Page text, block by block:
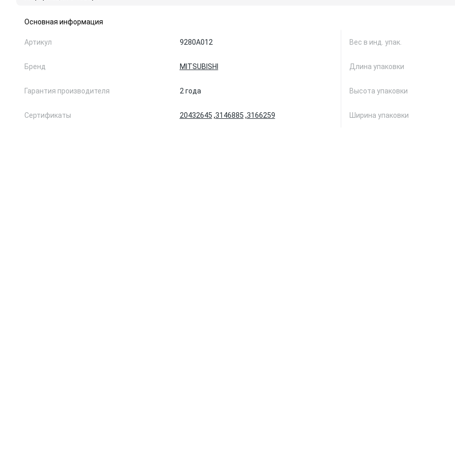
Основная информация
Артикул 9280A012
Бренд MITSUBISHI
Гарантия производителя 2 года
Сертификаты 20432645 ,3146885 ,3166259
Вес в инд. упак.
Длина упаковки
Высота упаковки
Ширина упаковки